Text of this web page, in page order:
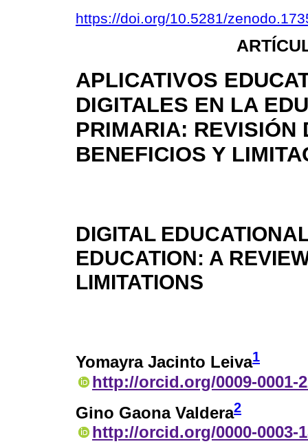
https://doi.org/10.5281/
APLICATIVOS
DIGITALES EN LA
PRIMARIA: REVISIÓN
BENEFICIOS Y
DIGITAL
EDUCATION: A
LIMITATIONS
Yomayra Jacinto Leiva1
http://orcid.org/0009-0001-
Gino Gaona Valdera2
http://orcid.org/0000-0003-